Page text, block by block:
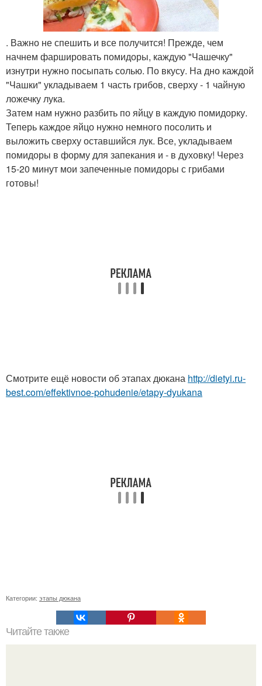
. Важно не спешить и все получится! Прежде, чем
начнем фаршировать помидоры, каждую "Чашечку"
изнутри нужно посыпать солью. По вкусу. На дно каждой
"Чашки" укладываем 1 часть грибов, сверху - 1 чайную
ложечку лука.
Затем нам нужно разбить по яйцу в каждую помидорку.
Теперь каждое яйцо нужно немного посолить и
выложить сверху оставшийся лук. Все, укладываем
помидоры в форму для запекания и - в духовку! Через
15-20 минут мои запеченные помидоры с грибами
готовы!
Смотрите ещё новости об этапах дюкана http://dietyi.ru-
best.com/effektivnoe-pohudenie/etapy-dyukana
Категории: этапы дюкана
Читайте также